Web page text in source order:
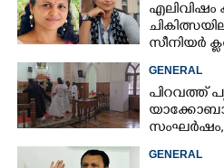
എലിവിഷം
സീനിയർ
സംശയം
GENERAL
പിറവത്ത്
സംഘർഷം,
GENERAL